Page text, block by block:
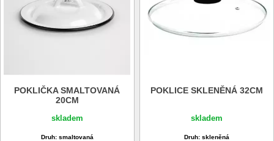
POKLIČKA SMALTOVANÁ
20CM
skladem
Druh: smaltovaná
POKLICE SKLENĚNÁ 32CM
skladem
Druh: skleněná